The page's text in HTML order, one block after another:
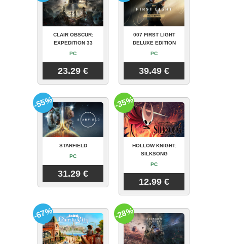
CLAIR OBSCUR:
EXPEDITION 33
PC
23.29 €
007 FIRST LIGHT
DELUXE EDITION
PC
39.49 €
STARFIELD
PC
31.29 €
-55%
HOLLOW KNIGHT:
SILKSONG
PC
12.99 €
-35%
-67% -28%